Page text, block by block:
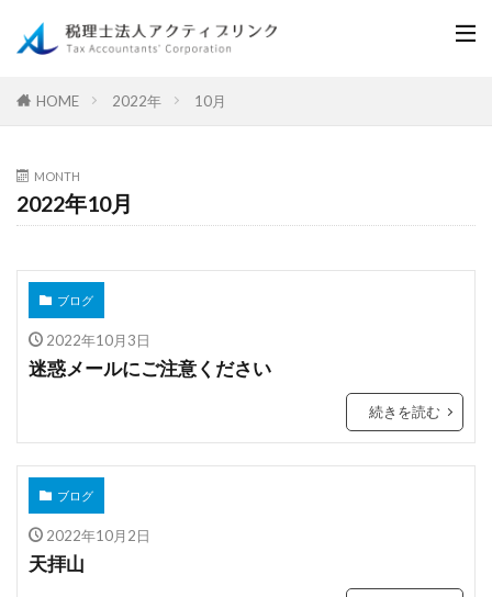
HOME 2022年 10月
MONTH
2022年10月
ブログ
2022年10月3日
迷惑メールにご注意ください
続きを読む
ブログ
2022年10月2日
天拝山